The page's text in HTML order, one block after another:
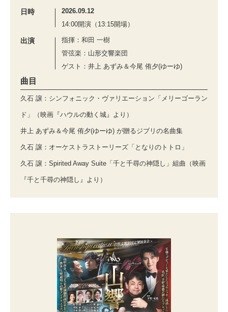
日時
2026.09.12
14:00開演（13:15開場）
出演
指揮：和田 一樹
管弦楽：山形交響楽団
ゲスト：井上 あずみ＆今尾 侑夕(ゆーゆ)
曲目
久石 譲：シンフォニック・ヴァリエーション「メリーゴーラン
ド」（映画『ハウルの動く城』より）
井上 あずみ＆今尾 侑夕(ゆーゆ) が贈るジブリの名曲集
久石 譲：オーケストラストーリーズ「となりのトトロ」
久石 譲：Spirited Away Suite「千と千尋の神隠し」組曲（映画
『千と千尋の神隠し』より）